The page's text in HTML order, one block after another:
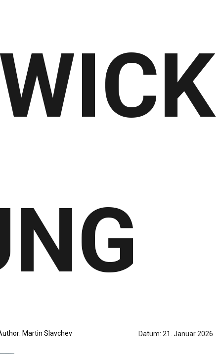
Martin Slavchev Datum: 21. Januar 2026